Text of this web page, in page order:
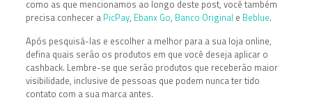
como as que mencionamos ao longo deste post, você também
precisa conhecer a PicPay, Ebanx Go, Banco Original e Beblue.
Após pesquisá-las e escolher a melhor para a sua loja online,
defina quais serão os produtos em que você deseja aplicar o
cashback. Lembre-se que serão produtos que receberão maior
visibilidade, inclusive de pessoas que podem nunca ter tido
contato com a sua marca antes.